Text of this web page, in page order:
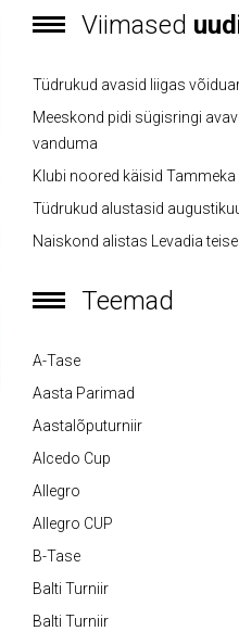
Viimased
Tüdrukud avasid liigas
Meeskond pidi sügisringi
vanduma
Klubi noored käisid Tammeka
Tüdrukud alustasid
Naiskond alistas Levadia
Teemad
A-Tase
Aasta Parimad
Aastalõputurniir
Alcedo Cup
Allegro
Allegro CUP
B-Tase
Balti Turniir
Balti Turniir